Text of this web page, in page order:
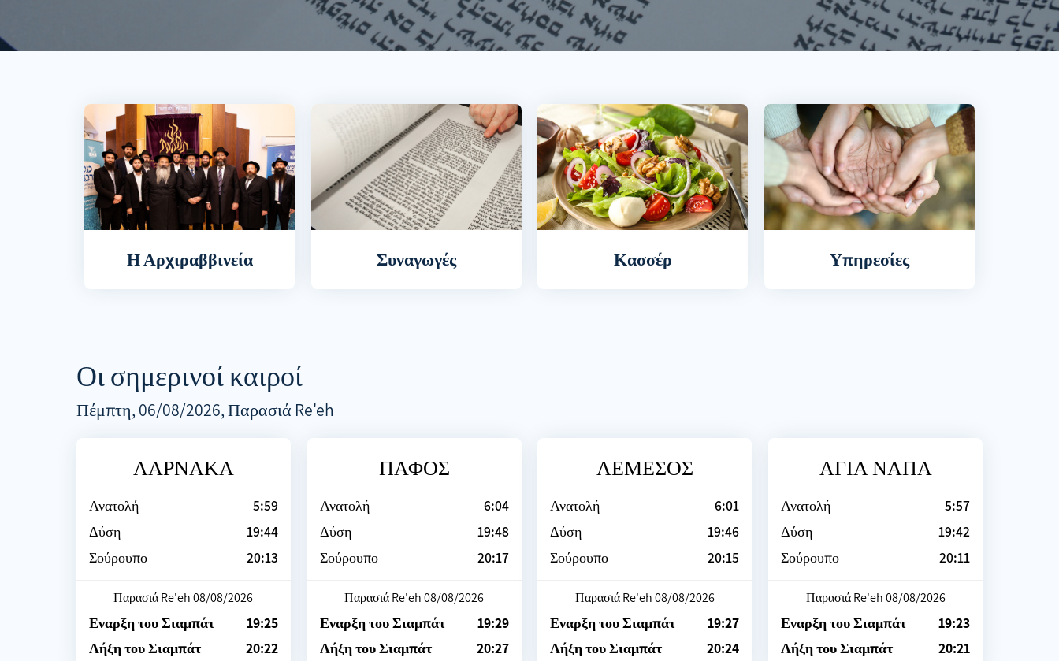
Η Αρχιραββινεία Συναγωγές Κασσέρ Υπηρεσίες
Οι σημερινοί καιροί
Πέμπτη, 06/08/2026, Παρασιά Re'eh
ΛΑΡΝΑΚΑ
Ανατολή
5:59
Δύση
19:44
Σούρουπο
20:13
Παρασιά Re'eh 08/08/2026
Εναρξη του Σιαμπάτ
19:25
Λήξη του Σιαμπάτ
20:22
ΠΑΦΟΣ
Ανατολή
6:04
Δύση
19:48
Σούρουπο
20:17
Παρασιά Re'eh 08/08/2026
Εναρξη του Σιαμπάτ
19:29
Λήξη του Σιαμπάτ
20:27
ΛΕΜΕΣΟΣ
Ανατολή
6:01
Δύση
19:46
Σούρουπο
20:15
Παρασιά Re'eh 08/08/2026
Εναρξη του Σιαμπάτ
19:27
Λήξη του Σιαμπάτ
20:24
ΑΓΙΑ ΝΑΠΑ
Ανατολή
5:57
Δύση
19:42
Σούρουπο
20:11
Παρασιά Re'eh 08/08/2026
Εναρξη του Σιαμπάτ
19:23
Λήξη του Σιαμπάτ
20:21